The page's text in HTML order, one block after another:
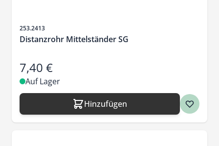
Artikelnr.
253.2413
Distanzrohr Mittelständer SG
7,40 €
Auf Lager
Hinzufügen